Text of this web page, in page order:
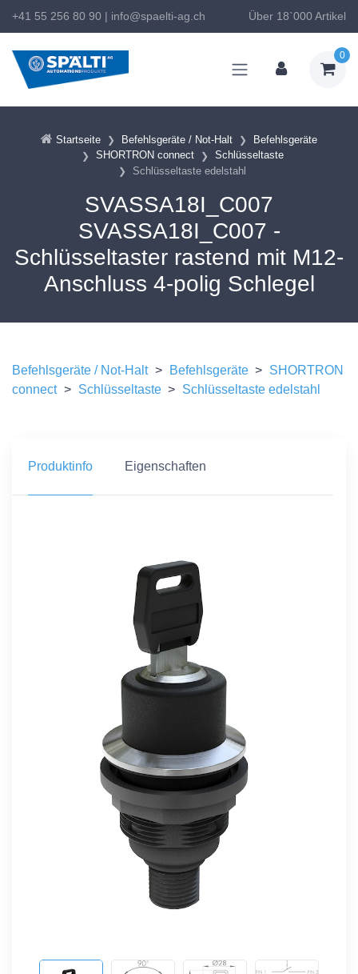
+41 55 256 80 90 | info@spaelti-ag.ch Über 18`000 Artikel
0
Startseite Befehlsgeräte / Not-Halt
Befehlsgeräte
SHORTRON connect
Schlüsseltaste
Schlüsseltaste edelstahl
SVASSA18I_C007
SVASSA18I_C007 -
Schlüsseltaster rastend mit M12-
Anschluss 4-polig Schlegel
Befehlsgeräte / Not-Halt > Befehlsgeräte > SHORTRON
connect > Schlüsseltaste > Schlüsseltaste edelstahl
Produktinfo Eigenschaften